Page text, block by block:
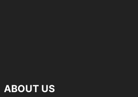
ABOUT US